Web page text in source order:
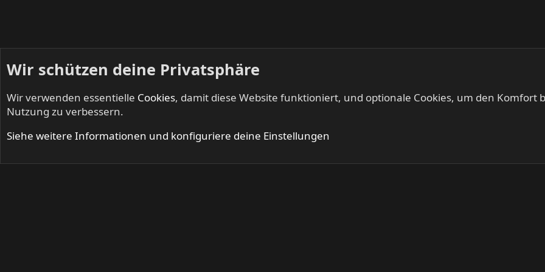
Startseite Foren Live KEEP US ON THE ROAD - Gigs & Tourdates
Wir schützen deine Privatsphäre
Wir verwenden essentielle Cookies, damit diese Website funktioniert, und optionale Cookies, um den Komfort
Nutzung zu verbessern.
Siehe weitere Informationen und konfiguriere deine Einstellungen